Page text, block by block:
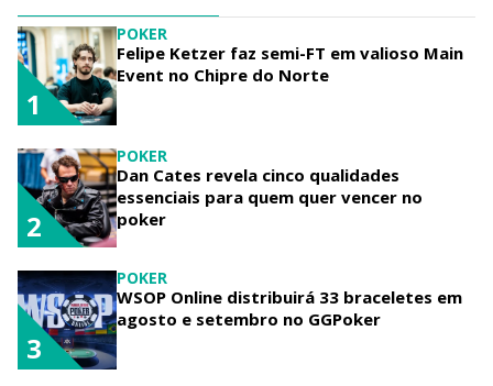
POKER
Felipe Ketzer faz semi-FT em valioso Main
Event no Chipre do Norte
1
POKER
Dan Cates revela cinco qualidades
essenciais para quem quer vencer no
poker
2
POKER
WSOP Online distribuirá 33 braceletes em
agosto e setembro no GGPoker
3